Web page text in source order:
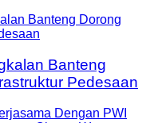
Banteng
Pedesaan